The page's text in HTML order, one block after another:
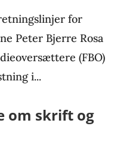
for
Peter Bjerre Rosa
(FBO)
i...
om skrift og